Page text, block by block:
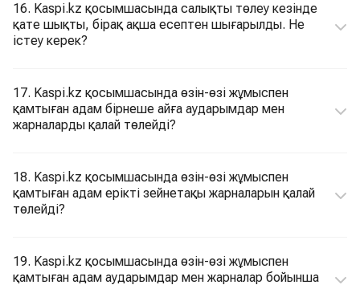
16. Kaspi.kz қосымшасында салықты төлеу кезінде
қате шықты, бірақ ақша есептен шығарылды. Не
істеу керек?
17. Kaspi.kz қосымшасында өзін-өзі жұмыспен
қамтыған адам бірнеше айға аударымдар мен
жарналарды қалай төлейді?
18. Kaspi.kz қосымшасында өзін-өзі жұмыспен
қамтыған адам ерікті зейнетақы жарналарын қалай
төлейді?
19. Kaspi.kz қосымшасында өзін-өзі жұмыспен
қамтыған адам аударымдар мен жарналар бойынша